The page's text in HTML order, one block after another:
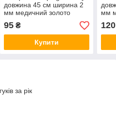
довжина 45 см ширина 2
мм медичний золото
декоративне плетіння
застібка карабін
95₴
Купити
мм
120
за рік